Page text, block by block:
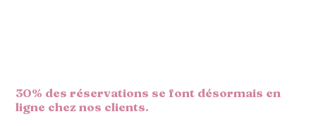
30% des réservations se font désormais en
ligne chez nos clients.